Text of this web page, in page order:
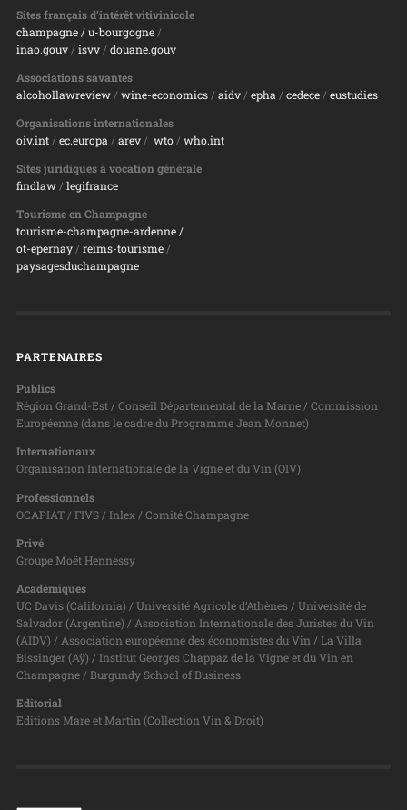
Sites français d’intérêt vitivinicole
champagne/ u-bourgogne/
inao.gouv/ isvv/ douane.gouv
Associations savantes
alcohollawreview/ wine-economics/ aidv/ epha / cedece/ eustudies
Organisations internationales
oiv.int/ ec.europa / arev/ wto/ who.int
Sites juridiques à vocation générale
findlaw/ legifrance
Tourisme en Champagne
tourisme-champagne-ardenne /
ot-epernay/ reims-tourisme/
paysagesduchampagne
PARTENAIRES
Publics
Région Grand-Est / Conseil Départemental de la Marne / Commission
Européenne (dans le cadre du Programme Jean Monnet)
Internationaux
Organisation Internationale de la Vigne et du Vin (OIV)
Professionnels
OCAPIAT / FIVS / Inlex / Comité Champagne
Privé
Groupe Moët Hennessy
Académiques
UC Davis (California) / Université Agricole d’Athènes / Université de
Salvador (Argentine) / Association Internationale des Juristes du Vin
(AIDV) / Association européenne des économistes du Vin / La Villa
Bissinger (Aÿ) / Institut Georges Chappaz de la Vigne et du Vin en
Champagne / Burgundy School of Business
Editorial
Editions Mare et Martin (Collection Vin & Droit)